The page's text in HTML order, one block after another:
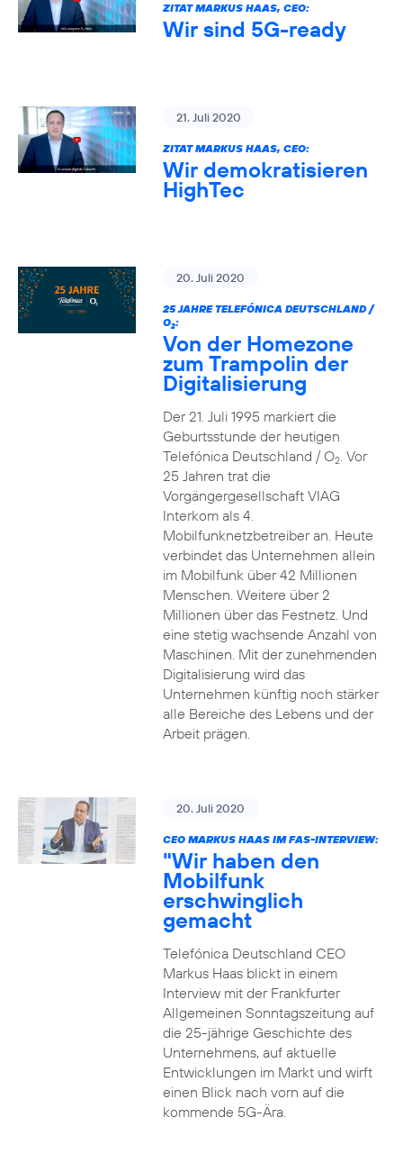
ZITAT MARKUS HAAS, CEO:
Wir sind 5G-ready
21. Juli 2020
ZITAT MARKUS HAAS, CEO:
Wir demokratisieren
HighTec
20. Juli 2020
25 JAHRE TELEFÓNICA DEUTSCHLAND /
O2:
Von der Homezone
zum Trampolin der
Digitalisierung
Der 21. Juli 1995 markiert die
Geburtsstunde der heutigen
Telefónica Deutschland / O2. Vor
25 Jahren trat die
Vorgängergesellschaft VIAG
Interkom als 4.
Mobilfunknetzbetreiber an. Heute
verbindet das Unternehmen allein
im Mobilfunk über 42 Millionen
Menschen. Weitere über 2
Millionen über das Festnetz. Und
eine stetig wachsende Anzahl von
Maschinen. Mit der zunehmenden
Digitalisierung wird das
Unternehmen künftig noch stärker
alle Bereiche des Lebens und der
Arbeit prägen.
20. Juli 2020
CEO MARKUS HAAS IM FAS-INTERVIEW:
"Wir haben den
Mobilfunk
erschwinglich
gemacht
Telefónica Deutschland CEO
Markus Haas blickt in einem
Interview mit der Frankfurter
Allgemeinen Sonntagszeitung auf
die 25-jährige Geschichte des
Unternehmens, auf aktuelle
Entwicklungen im Markt und wirft
einen Blick nach vorn auf die
kommende 5G-Ära.